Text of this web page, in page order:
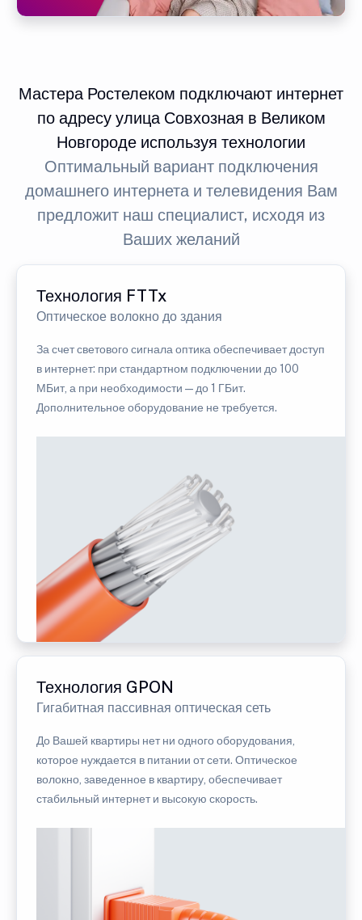
Мастера Ростелеком подключают интернет
по адресу улица Совхозная в Великом
Новгороде используя технологии
Оптимальный вариант подключения
домашнего интернета и телевидения Вам
предложит наш специалист, исходя из
Ваших желаний
Технология FTTx
Оптическое волокно до здания
За счет светового сигнала оптика обеспечивает доступ
в интернет: при стандартном подключении до 100
МБит, а при необходимости — до 1 ГБит.
Дополнительное оборудование не требуется.
Технология GPON
Гигабитная пассивная оптическая сеть
До Вашей квартиры нет ни одного оборудования,
которое нуждается в питании от сети. Оптическое
волокно, заведенное в квартиру, обеспечивает
стабильный интернет и высокую скорость.